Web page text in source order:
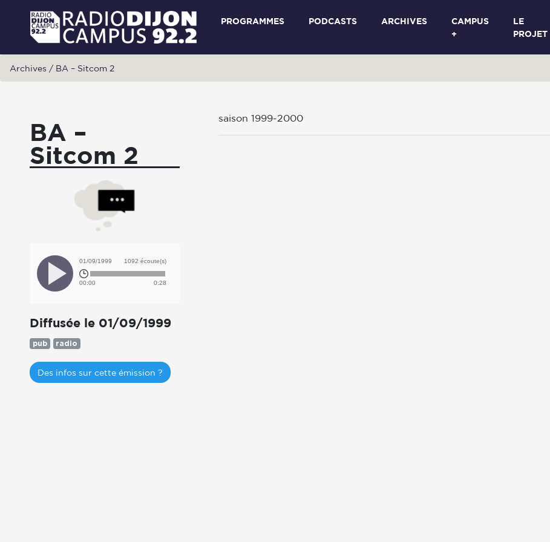
PROGRAMMES PODCASTS ARCHIVES
CAMPUS
+
LE
PROJET
Archives / BA – Sitcom 2
BA –
Sitcom 2
01/09/1999 1092 écoute(s)
00:00 0:28
Diffusée le 01/09/1999
pub radio
Des infos sur cette émission ?
saison 1999-2000